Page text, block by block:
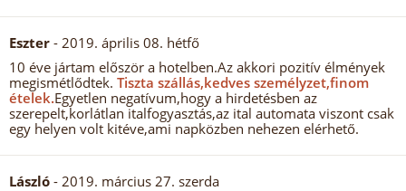
Eszter - 2019. április 08. hétfő
10 éve jártam először a hotelben.Az akkori pozitív élmények
megismétlődtek. Tiszta szállás,kedves személyzet,finom
ételek.Egyetlen negatívum,hogy a hirdetésben az
szerepelt,korlátlan italfogyasztás,az ital automata viszont csak
egy helyen volt kitéve,ami napközben nehezen elérhető.
László - 2019. március 27. szerda